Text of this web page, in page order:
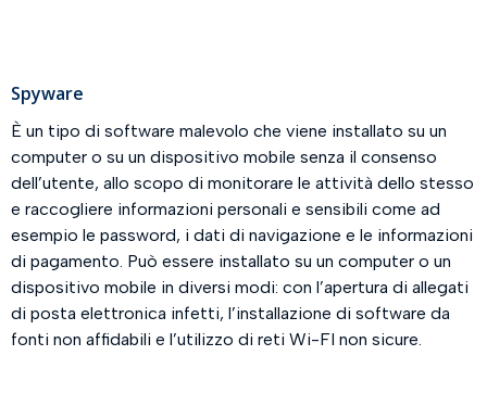
Spyware
È un tipo di software malevolo che viene installato su un
computer o su un dispositivo mobile senza il consenso
dell’utente, allo scopo di monitorare le attività dello stesso
e raccogliere informazioni personali e sensibili come ad
esempio le password, i dati di navigazione e le informazioni
di pagamento. Può essere installato su un computer o un
dispositivo mobile in diversi modi: con l’apertura di allegati
di posta elettronica infetti, l’installazione di software da
fonti non affidabili e l’utilizzo di reti Wi-FI non sicure.